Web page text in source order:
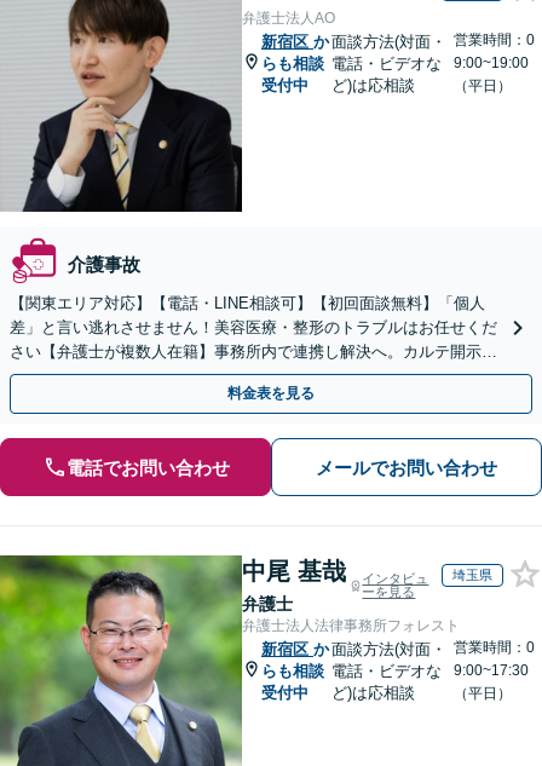
弁護士法人AO
新宿区 か
らも相談
受付中
面談方法(対面・
電話・ビデオな
ど)は応相談
営業時間：0
9:00~19:00
（平日）
介護事故
【関東エリア対応】【電話・LINE相談可】【初回面談無料】「個人
差」と言い逃れさせません！美容医療・整形のトラブルはお任せくだ
さい【弁護士が複数人在籍】事務所内で連携し解決へ。カルテ開示や
返金・賠償請求をサポートいたします【休日夜間面談可】
料金表を見る
電話でお問い合わせ メールでお問い合わせ
中尾 基哉
弁護士
インタビュ
ーを見る
埼玉県
弁護士法人法律事務所フォレスト
新宿区 か
らも相談
受付中
面談方法(対面・
電話・ビデオな
ど)は応相談
営業時間：0
9:00~17:30
（平日）